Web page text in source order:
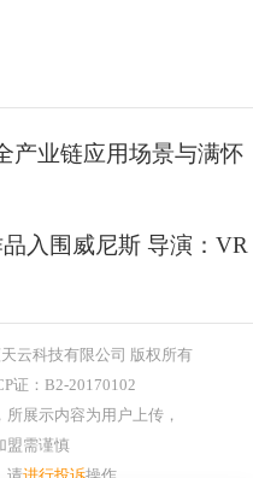
产业链应用场景与满怀
入围威尼斯 导演：VR
云科技有限公司 版权所有
证：B2-20170102
展示内容为用户上传，
盟需谨慎